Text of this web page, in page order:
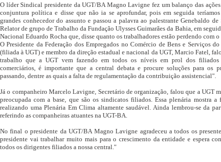
O líder Sindical presidente da UGT/BA Magno Lavigne fez um balanço das
conjuntura política e disse que não ia se aprofundar, pois em seguida
grandes conhecedor do assunto e passou a palavra ao palestrante Genebaldo
Relator de grupo de Trabalho da Fundação Ulysses Guimarães da Bahia, em
Nacional Eduardo Rocha que, disse quanto os trabalhadores estão perdendo com
O Presidente da Federação dos Empregados no Comércio de Bens e Serviços
(filiada à UGT) e membro da direção estadual e nacional da UGT, Marcio Fatel,
trabalho que a UGT vem fazendo em todos os níveis em prol dos filiados
comerciários, é importante que a central debata e procure soluções para os
passando, dentre as quais a falta de regulamentação da contribuição assistencial".
Já o companheiro Marcelo Lavigne, Secretário de organização, falou que a UGT
preocupada com a base, que são os sindicatos filiados. Essa plenária mostra
realizando uma Plenária Em Clima altamente saudável. Ainda lembrou-se da
referindo as companheiras atuantes na UGT-BA.
No final o presidente da UGT/BA Magno Lavigne agradeceu a todos os
presidente vai trabalhar muito mais para o crescimento da entidade e espera
todos os dirigentes filiados a nossa central."